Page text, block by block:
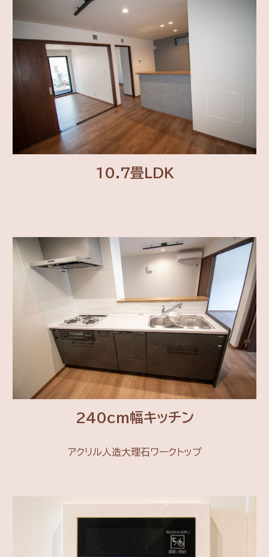
10.7畳LDK
240cm幅キッチン
アクリル人造大理石ワークトップ